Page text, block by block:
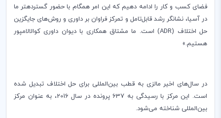
فضای کسب و کار را ادامه دهیم که این امر همگام با حضور گسترده­تر ما
در آسیا­، نشانگر رشد قابل­‌تامل و تمرکز فراوان بر داوری و روش‌های جایگزین
حل اختلاف (ADR) است. ما مشتاق همکاری با دیوان داوری کوالالامپور
هستیم.»
در سال‌های اخیر مالزی به قطب ­بین­‌المللی برای حل اختلاف تبدیل شده
است. این مرکز با رسیدگی به 637 پرونده در سال 2016، به عنوان مرکز
بین‌­المللی شناخته می‌شود.